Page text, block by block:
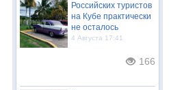
Российских туристов
на Кубе практически
не осталось
4 Августа 17:41
166